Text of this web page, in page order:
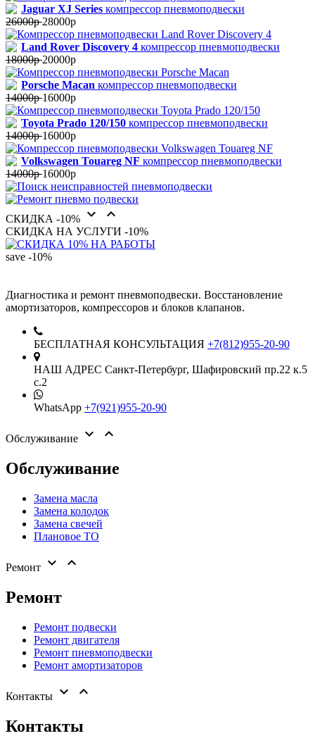
Jaguar XJ Series компрессор пневмоподвески
26000р28000р
Land Rover Discovery 4 компрессор пневмоподвески
18000р20000р
Porsche Macan компрессор пневмоподвески
14000р16000р
Toyota Prado 120/150 компрессор пневмоподвески
14000р16000р
Volkswagen Touareg NF компрессор пневмоподвески
14000р16000р
СКИДКА -10%  
СКИДКА НА УСЛУГИ -10%
save -10%
Диагностика и ремонт пневмоподвески. Восстановление
амортизаторов, компрессоров и блоков клапанов.
БЕСПЛАТНАЯ КОНСУЛЬТАЦИЯ +7(812)955-20-90
НАШ АДРЕС Санкт-Петербург, Шафировский пр.22 к.5
с.2
WhatsApp +7(921)955-20-90
Обслуживание  
Обслуживание
Замена масла
Замена колодок
Замена свечей
Плановое ТО
Ремонт  
Ремонт
Ремонт подвески
Ремонт двигателя
Ремонт пневмоподвески
Ремонт амортизаторов
Контакты  
Контакты